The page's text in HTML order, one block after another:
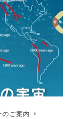
のご案内